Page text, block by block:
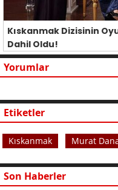
Kıskanmak Dizisinin
Dahil Oldu!
Yorumlar
Etiketler
Kıskanmak Murat
Son Haberler